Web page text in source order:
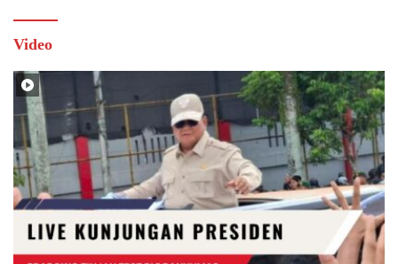
Video